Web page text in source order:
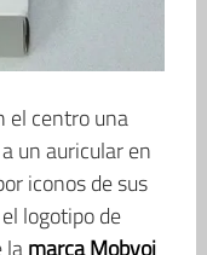
el centro una
un auricular en
iconos de sus
logotipo de